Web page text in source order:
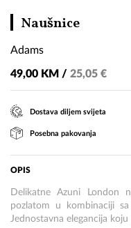
NaušniceAdams
Adams
49,00 KM / 25,05 €
Dostava diljem svijeta
Posebna pakovanja
OPIS
Delikatne Azuni London
pozlatom u kombinaciji
Jednostavna elegancija